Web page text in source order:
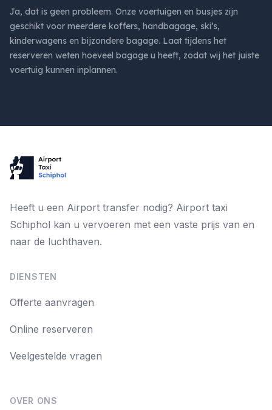
Ja, dat is geen probleem. Onze voertuigen en busjes zijn
geschikt voor meerdere koffers, handbagage, ski’s,
kinderwagens en bijzondere bagage. Laat tijdens het
reserveren weten hoeveel bagage u heeft, zodat wij het juiste
voertuig kunnen inplannen.
Heeft u een Airport transfer nodig? Airport taxi
Schiphol kan u vervoeren met een vaste prijs van en
naar de luchthaven.
DIENSTEN
Offerte aanvragen
Online reserveren
Veelgestelde vragen
OVER ONS